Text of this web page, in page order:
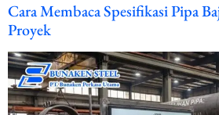
Cara Membaca Spesifikasi Pipa
Proyek